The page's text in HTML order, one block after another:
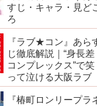
すじ・キャラ・見ど
ろ
『ラブ★コン』あら
じ徹底解説｜“身長差
コンプレックス”で笑
って泣ける大阪ラブ
『椿町ロンリープラ